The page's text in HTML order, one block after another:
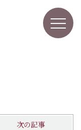
次の記事